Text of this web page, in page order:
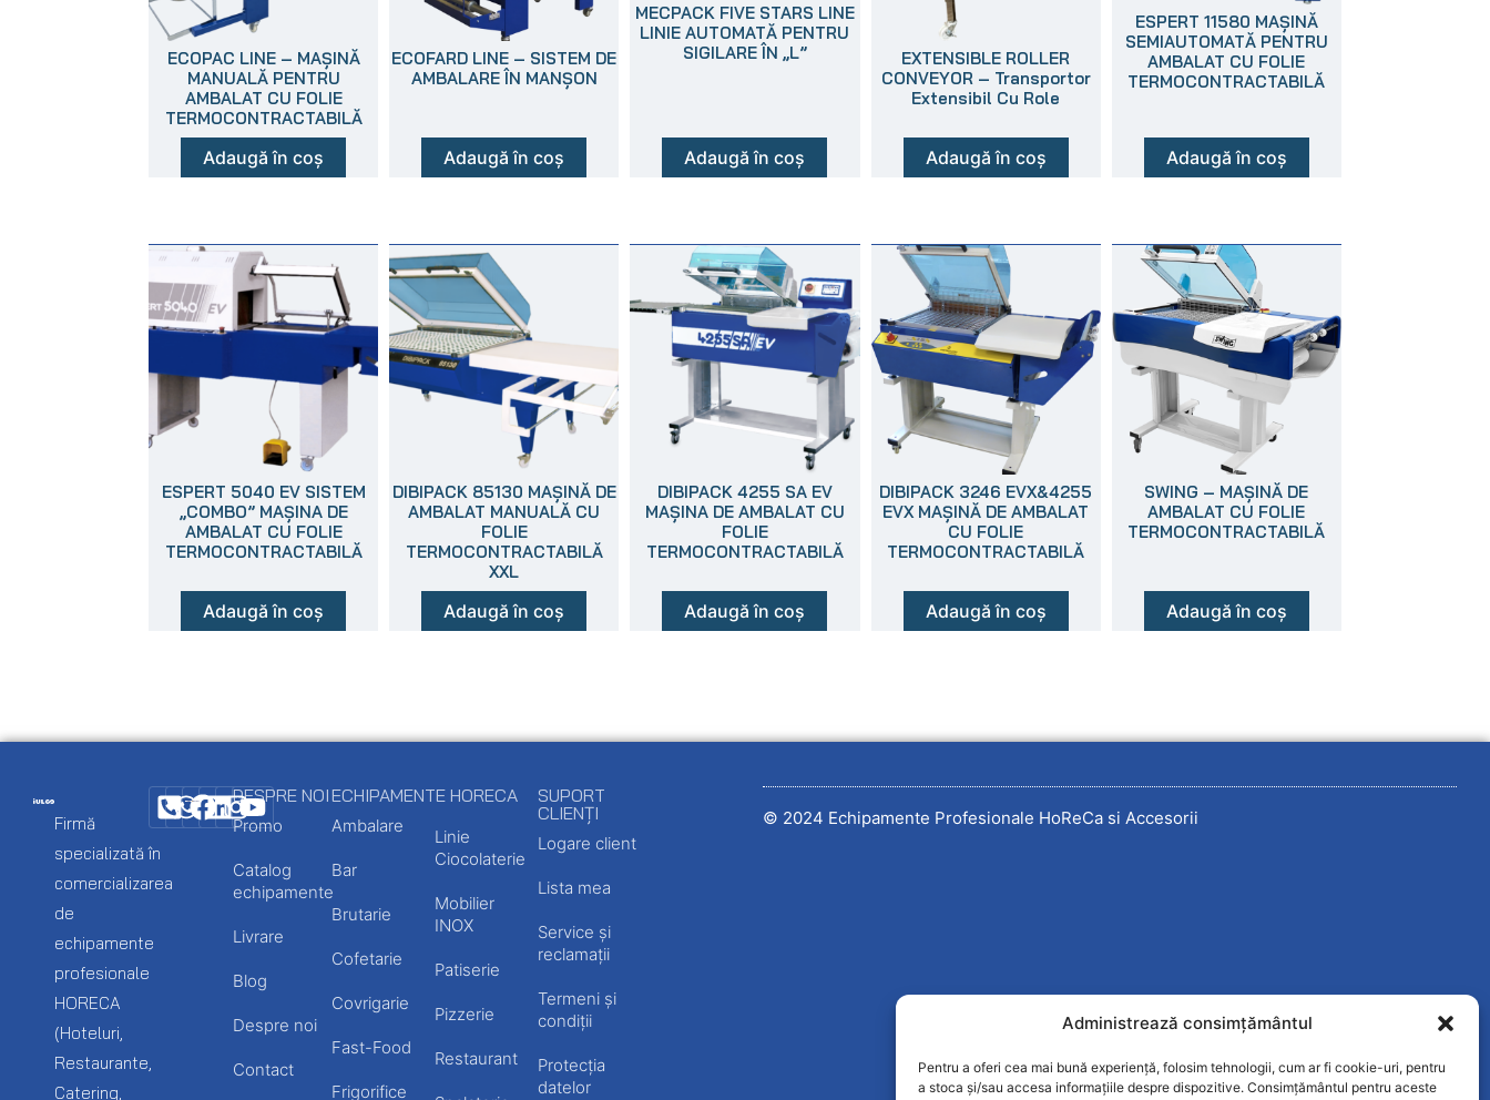
Administrează consimțământul
Pentru a oferi cea mai bună experiență, folosim tehnologii, cum ar fi cookie-uri, pentru
a stoca și/sau accesa informațiile despre dispozitive. Consimțământul pentru aceste
ECOPAC LINE – MAȘINĂ
MANUALĂ PENTRU
AMBALAT CU FOLIE
TERMOCONTRACTABILĂ
Adaugă în coș
ECOFARD LINE – SISTEM DE
AMBALARE ÎN MANȘON
Adaugă în coș
MECPACK FIVE STARS LINE
LINIE AUTOMATĂ PENTRU
SIGILARE ÎN „L”
Adaugă în coș
EXTENSIBLE ROLLER
CONVEYOR – Transportor
Extensibil Cu Role
Adaugă în coș
ESPERT 11580 MAȘINĂ
SEMIAUTOMATĂ PENTRU
AMBALAT CU FOLIE
TERMOCONTRACTABILĂ
Adaugă în coș
ESPERT 5040 EV SISTEM
„COMBO” MAȘINA DE
AMBALAT CU FOLIE
TERMOCONTRACTABILĂ
Adaugă în coș
DIBIPACK 85130 MAȘINĂ DE
AMBALAT MANUALĂ CU
FOLIE
TERMOCONTRACTABILĂ
XXL
Adaugă în coș
DIBIPACK 4255 SA EV
MAȘINA DE AMBALAT CU
FOLIE
TERMOCONTRACTABILĂ
Adaugă în coș
DIBIPACK 3246 EVX&4255
EVX MAȘINĂ DE AMBALAT
CU FOLIE
TERMOCONTRACTABILĂ
Adaugă în coș
SWING – MAȘINĂ DE
AMBALAT CU FOLIE
TERMOCONTRACTABILĂ
Adaugă în coș
Firmă
specializată în
comercializarea
de
echipamente
profesionale
HORECA
(Hoteluri,
Restaurante,
Catering,
DESPRE NOI
Promo
Catalog
echipamente
Livrare
Blog
Despre noi
Contact
ECHIPAMENTE HORECA
Ambalare
Bar
Brutarie
Cofetarie
Covrigarie
Fast-Food
Frigorifice
Linie
Ciocolaterie
Mobilier
INOX
Patiserie
Pizzerie
Restaurant
SUPORT
CLIENȚI
Logare client
Lista mea
Service și
reclamații
Termeni și
condiții
Protecția
datelor
© 2024 Echipamente Profesionale HoReCa si Accesorii